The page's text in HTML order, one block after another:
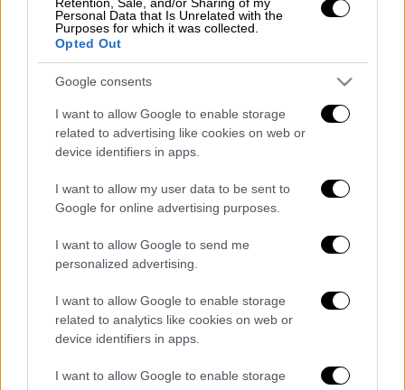
Personal Data that Is Unrelated with the
Purposes for which it was collected.
Opted Out
Google consents
I want to allow Google to enable storage
related to advertising like cookies on web or
device identifiers in apps.
I want to allow my user data to be sent to
Google for online advertising purposes.
I want to allow Google to send me
personalized advertising.
I want to allow Google to enable storage
related to analytics like cookies on web or
device identifiers in apps.
I want to allow Google to enable storage
πρόκληση, έβγαλε τα ρούχα του, γκάζωσε και
βούτηξε...
Δείτε το χαρακτηριστικό video:
Napoli, Mergellina.#Balotelli
offre a
tal Catello 2000€ se si butta in mare
dalla folla, ovviamente lo fa (fonte:
Rep). Il video fa il giro del web da un
po'. E forse spiega anche perché
l'ultimo, grande, Mario in campo si sia
pic.twitter.com/vgel4E9sLy
— Alfredo De Vuono
(@AlfredoDeVuono) July 6, 2019